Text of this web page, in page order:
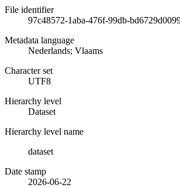
File identifier
97c48572-1aba-476f-99db-
Metadata language
Nederlands; Vlaams
Character set
UTF8
Hierarchy level
Dataset
Hierarchy level name
dataset
Date stamp
2026-06-22